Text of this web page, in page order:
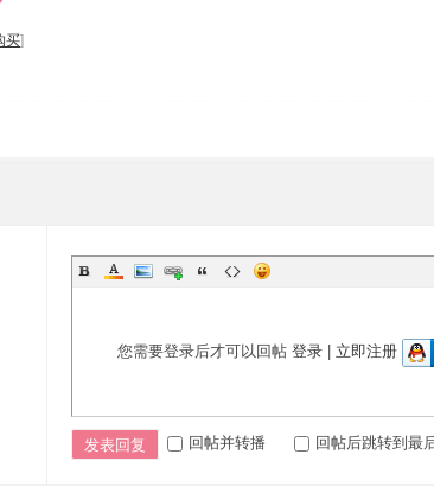
买]
您需要登录后才可以回帖 登录| 立即注册
发表回复 回帖并转播 回帖后跳转到最